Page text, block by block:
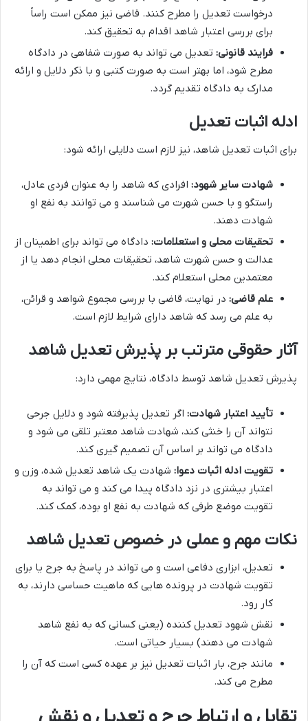
درخواست تعدیل را مطرح کنند. قاضی نیز ممکن است راساً
برای بررسی اعتبار شاهد اقدام به تحقیق کند.
فرایند قانونی: تعدیل می تواند به صورت شفاهی در دادگاه
مطرح شود، اما بهتر است به صورت کتبی و با ذکر دلایل و ارائه
مدارک به دادگاه تقدیم گردد.
ادله اثبات تعدیل
برای اثبات تعدیل شاهد، نیز لازم است دلایلی ارائه شود:
شهادت سایر شهود: افرادی که شاهد را به عنوان فردی عادل،
راستگو و با حسن شهرت می شناسند و می توانند به نفع او
شهادت دهند.
تحقیقات محلی و استعلامات: دادگاه می تواند برای اطمینان از
عدالت و حسن شهرت شاهد، تحقیقات محلی انجام دهد یا از
معتمدین محلی استعلام کند.
علم قاضی: در نهایت، قاضی با بررسی مجموع شواهد و قرائن،
به علم می رسد که شاهد دارای شرایط لازم است.
آثار حقوقی مترتب بر پذیرش تعدیل شاهد
پذیرش تعدیل شاهد توسط دادگاه، نتایج مهمی دارد:
تأیید اعتبار شهادت: اگر تعدیل پذیرفته شود و دلایل جرحی
نتواند آن را خنثی کند، شهادت شاهد معتبر تلقی می شود و
دادگاه می تواند بر اساس آن تصمیم گیری کند.
تقویت ادله اثبات دعوا: شهادت یک شاهد تعدیل شده، وزن و
اعتبار بیشتری در نزد دادگاه پیدا می کند و می تواند به
تقویت موضع طرفی که شهادت به نفع او بوده، کمک کند.
نکات مهم و عملی در خصوص تعدیل شاهد
تعدیل، ابزاری دفاعی است و می تواند در پاسخ به جرح یا برای
تقویت شهادت در پرونده هایی که ماهیت حساسی دارند، به
کار رود.
نقش شهود تعدیل کننده (یعنی کسانی که به نفع شاهد
شهادت می دهند) بسیار حیاتی است.
مانند جرح، بار اثبات تعدیل نیز بر عهده کسی است که آن را
مطرح می کند.